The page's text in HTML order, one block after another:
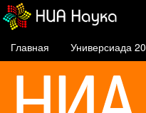
Главная Универсиада